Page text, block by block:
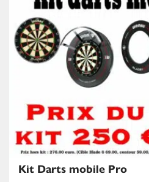
Kit Darts mobile Pro